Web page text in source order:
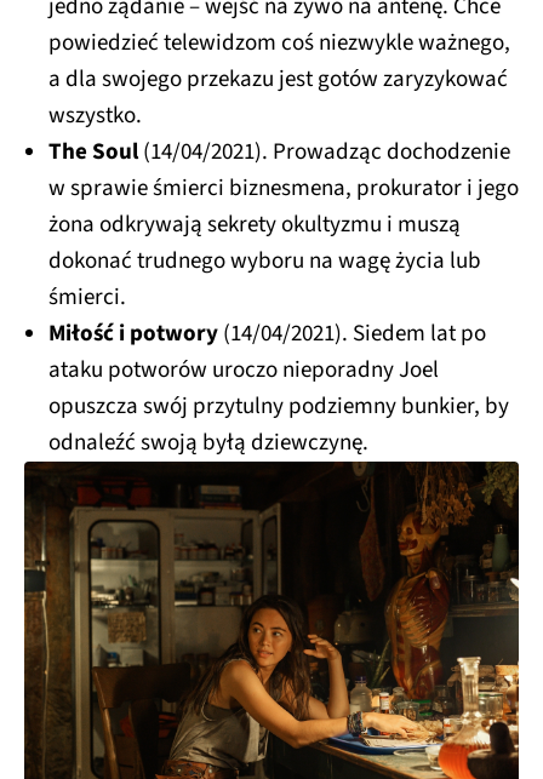
jedno żądanie – wejść na żywo na antenę. Chce
powiedzieć telewidzom coś niezwykle ważnego,
a dla swojego przekazu jest gotów zaryzykować
wszystko.
The Soul(14/04/2021). Prowadząc dochodzenie
w sprawie śmierci biznesmena, prokurator i jego
żona odkrywają sekrety okultyzmu i muszą
dokonać trudnego wyboru na wagę życia lub
śmierci.
Miłość i potwory(14/04/2021). Siedem lat po
ataku potworów uroczo nieporadny Joel
opuszcza swój przytulny podziemny bunkier, by
odnaleźć swoją byłą dziewczynę.